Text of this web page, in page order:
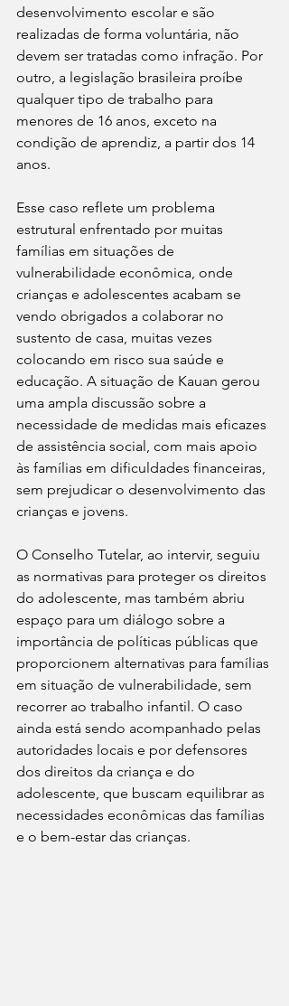
desenvolvimento escolar e são
realizadas de forma voluntária, não
devem ser tratadas como infração. Por
outro, a legislação brasileira proíbe
qualquer tipo de trabalho para
menores de 16 anos, exceto na
condição de aprendiz, a partir dos 14
anos.
Esse caso reflete um problema
estrutural enfrentado por muitas
famílias em situações de
vulnerabilidade econômica, onde
crianças e adolescentes acabam se
vendo obrigados a colaborar no
sustento de casa, muitas vezes
colocando em risco sua saúde e
educação. A situação de Kauan gerou
uma ampla discussão sobre a
necessidade de medidas mais eficazes
de assistência social, com mais apoio
às famílias em dificuldades financeiras,
sem prejudicar o desenvolvimento das
crianças e jovens.
O Conselho Tutelar, ao intervir, seguiu
as normativas para proteger os direitos
do adolescente, mas também abriu
espaço para um diálogo sobre a
importância de políticas públicas que
proporcionem alternativas para famílias
em situação de vulnerabilidade, sem
recorrer ao trabalho infantil. O caso
ainda está sendo acompanhado pelas
autoridades locais e por defensores
dos direitos da criança e do
adolescente, que buscam equilibrar as
necessidades econômicas das famílias
e o bem-estar das crianças.